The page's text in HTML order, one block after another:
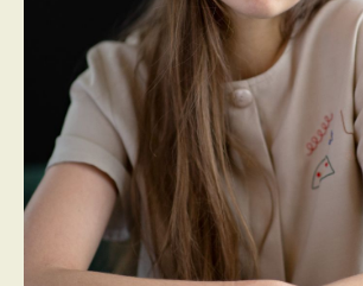
PROGRAMMES DE SUBVENTIONS
FAQ
ANNONCEZ AVEC NOUS